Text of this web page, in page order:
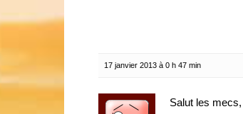
17 janvier 2013 à 0 h 47 min
Salut les